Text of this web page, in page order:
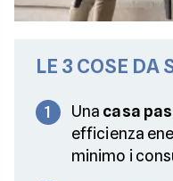
LE 3 COSE DA
1 Una casa
efficienza
minimo i